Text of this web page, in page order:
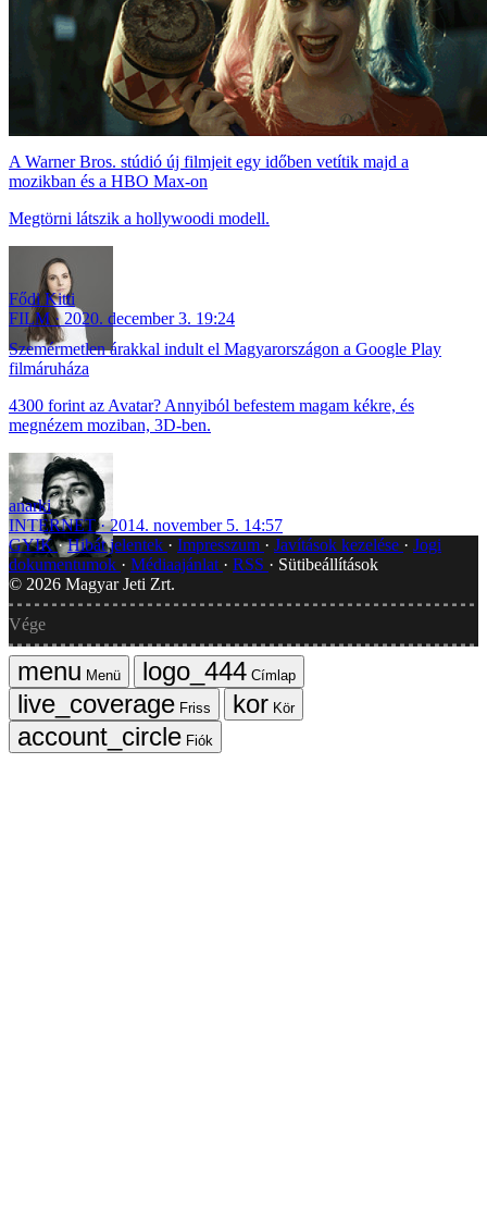
A Warner Bros. stúdió új filmjeit egy időben vetítik majd a
mozikban és a HBO Max-on
Megtörni látszik a hollywoodi modell.
Fődi Kitti
FILM
2020. december 3. 19:24
Szemérmetlen árakkal indult el Magyarországon a Google Play
filmáruháza
4300 forint az Avatar? Annyiból befestem magam kékre, és
megnézem moziban, 3D-ben.
anarki
INTERNET
2014. november 5. 14:57
GYIK Hibát jelentek Impresszum Javítások kezelése
Jogi
dokumentumok
Médiaajánlat RSS
Sütibeállítások
© 2026 Magyar Jeti Zrt.
Vége
Menü
Címlap
Friss
Kör
Fiók